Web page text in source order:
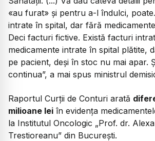
«au furat» şi pentru a-l îndulci,
intrate în spital, dar fără
Deci facturi fictive. Există facturi
medicamente intrate în spital plătite,
pe pacient, deşi în stoc nu mai apar.
continua”, a mai spus ministrul
Raportul Curții de Conturi arată
milioane lei în evidența
la Institutul Oncologic „Prof. dr.
Trestioreanu” din București.